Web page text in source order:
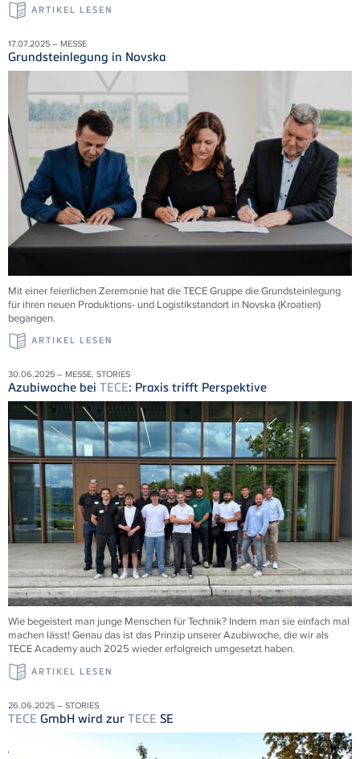
ARTIKEL LESEN
17.07.2025 – MESSE
Grundsteinlegung in Novska
Mit einer feierlichen Zeremonie hat dieTECEGruppe die Grundsteinlegung
für ihren neuen Produktions- und Logistikstandort in Novska (Kroatien)
begangen.
ARTIKEL LESEN
30.06.2025 – MESSE, STORIES
Azubiwoche bei TECE: Praxis trifft Perspektive
Wie begeistert man junge Menschen für Technik? Indem man sie einfach mal
machen lässt! Genau das ist das Prinzip unserer Azubiwoche, die wir als
TECEAcademy auch 2025 wieder erfolgreich umgesetzt haben.
ARTIKEL LESEN
26.06.2025 – STORIES
TECE GmbH wird zur TECE SE